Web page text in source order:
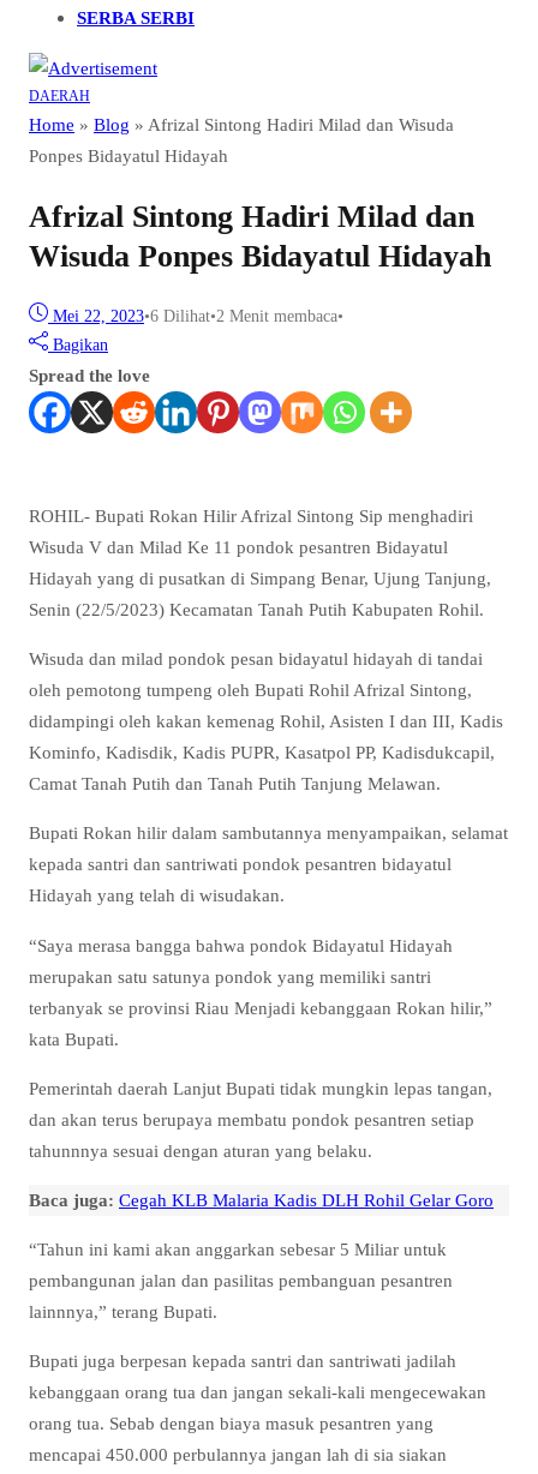
SERBA SERBI
DAERAH
Home » Blog » Afrizal Sintong Hadiri Milad dan Wisuda
Ponpes Bidayatul Hidayah
Afrizal Sintong Hadiri Milad dan
Wisuda Ponpes Bidayatul Hidayah
Mei 22, 2023•6 Dilihat•2 Menit membaca•
Bagikan
Spread the love
ROHIL- Bupati Rokan Hilir Afrizal Sintong Sip menghadiri
Wisuda V dan Milad Ke 11 pondok pesantren Bidayatul
Hidayah yang di pusatkan di Simpang Benar, Ujung Tanjung,
Senin (22/5/2023) Kecamatan Tanah Putih Kabupaten Rohil.
Wisuda dan milad pondok pesan bidayatul hidayah di tandai
oleh pemotong tumpeng oleh Bupati Rohil Afrizal Sintong,
didampingi oleh kakan kemenag Rohil, Asisten I dan III, Kadis
Kominfo, Kadisdik, Kadis PUPR, Kasatpol PP, Kadisdukcapil,
Camat Tanah Putih dan Tanah Putih Tanjung Melawan.
Bupati Rokan hilir dalam sambutannya menyampaikan, selamat
kepada santri dan santriwati pondok pesantren bidayatul
Hidayah yang telah di wisudakan.
“Saya merasa bangga bahwa pondok Bidayatul Hidayah
merupakan satu satunya pondok yang memiliki santri
terbanyak se provinsi Riau Menjadi kebanggaan Rokan hilir,”
kata Bupati.
Pemerintah daerah Lanjut Bupati tidak mungkin lepas tangan,
dan akan terus berupaya membatu pondok pesantren setiap
tahunnnya sesuai dengan aturan yang belaku.
Baca juga: Cegah KLB Malaria Kadis DLH Rohil Gelar Goro
“Tahun ini kami akan anggarkan sebesar 5 Miliar untuk
pembangunan jalan dan pasilitas pembanguan pesantren
lainnnya,” terang Bupati.
Bupati juga berpesan kepada santri dan santriwati jadilah
kebanggaan orang tua dan jangan sekali-kali mengecewakan
orang tua. Sebab dengan biaya masuk pesantren yang
mencapai 450.000 perbulannya jangan lah di sia siakan